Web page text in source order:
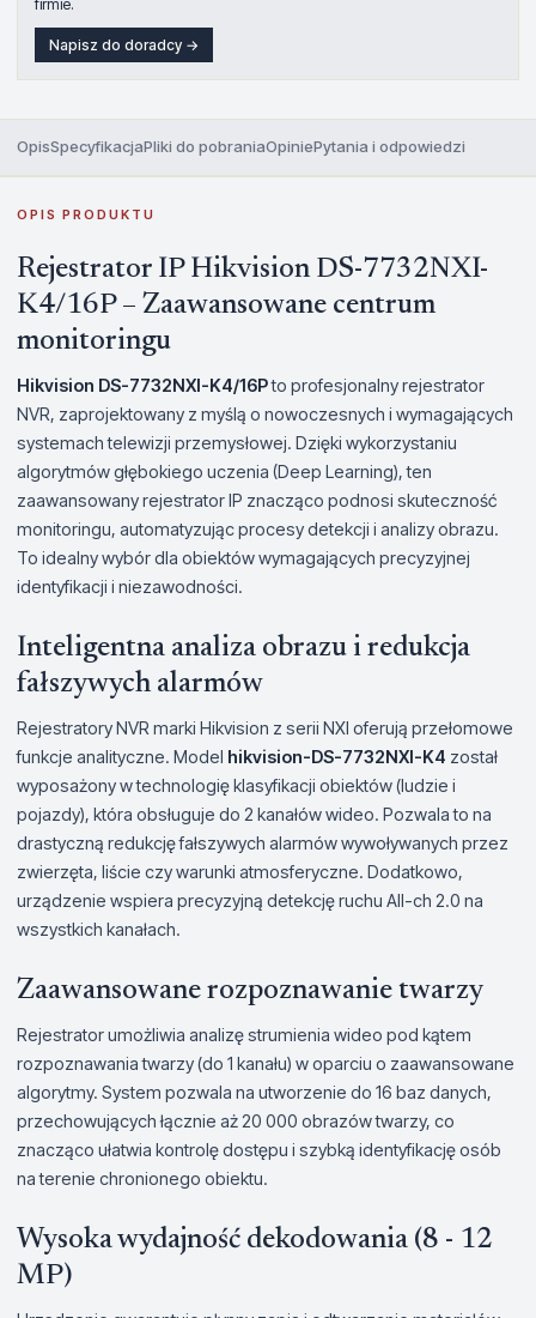
firmie.
Napisz do doradcy →
OpisSpecyfikacjaPliki do pobraniaOpiniePytania i odpowiedzi
OPIS PRODUKTU
Rejestrator IP Hikvision DS-7732NXI-
K4/16P – Zaawansowane centrum
monitoringu
Hikvision DS-7732NXI-K4/16Pto profesjonalny rejestrator
NVR, zaprojektowany z myślą o nowoczesnych i wymagających
systemach telewizji przemysłowej. Dzięki wykorzystaniu
algorytmów głębokiego uczenia (Deep Learning), ten
zaawansowany rejestrator IP znacząco podnosi skuteczność
monitoringu, automatyzując procesy detekcji i analizy obrazu.
To idealny wybór dla obiektów wymagających precyzyjnej
identyfikacji i niezawodności.
Inteligentna analiza obrazu i redukcja
fałszywych alarmów
Rejestratory NVR marki Hikvision z serii NXI oferują przełomowe
funkcje analityczne. Model hikvision-DS-7732NXI-K4 został
wyposażony w technologię klasyfikacji obiektów (ludzie i
pojazdy), która obsługuje do 2 kanałów wideo. Pozwala to na
drastyczną redukcję fałszywych alarmów wywoływanych przez
zwierzęta, liście czy warunki atmosferyczne. Dodatkowo,
urządzenie wspiera precyzyjną detekcję ruchu All-ch 2.0 na
wszystkich kanałach.
Zaawansowane rozpoznawanie twarzy
Rejestrator umożliwia analizę strumienia wideo pod kątem
rozpoznawania twarzy (do 1 kanału) w oparciu o zaawansowane
algorytmy. System pozwala na utworzenie do 16 baz danych,
przechowujących łącznie aż 20 000 obrazów twarzy, co
znacząco ułatwia kontrolę dostępu i szybką identyfikację osób
na terenie chronionego obiektu.
Wysoka wydajność dekodowania (8 - 12
MP)